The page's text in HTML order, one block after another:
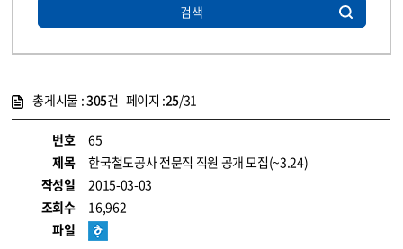
검색
총게시물 :305건 페이지 :25/31
번호
65
제목
한국철도공사 전문직 직원 공개 모집(~3.24)
작성일
2015-03-03
조회수
16,962
파일